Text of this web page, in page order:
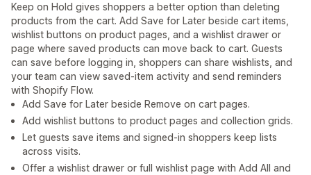
Keep on Hold gives shoppers a better option than deleting
products from the cart. Add Save for Later beside cart items,
wishlist buttons on product pages, and a wishlist drawer or
page where saved products can move back to cart. Guests
can save before logging in, shoppers can share wishlists, and
your team can view saved-item activity and send reminders
with Shopify Flow.
Add Save for Later beside Remove on cart pages.
Add wishlist buttons to product pages and collection grids.
Let guests save items and signed-in shoppers keep lists
across visits.
Offer a wishlist drawer or full wishlist page with Add All and